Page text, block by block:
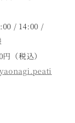
/ 14:00 /
税込）